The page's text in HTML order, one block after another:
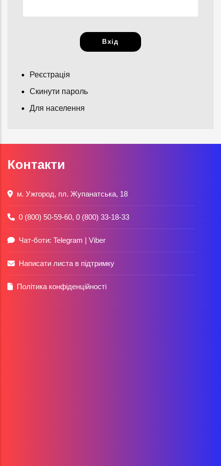
Реєстрація
Скинути пароль
Для населення
Контакти
м. Ужгород, пл. Жупанатська, 18
0 (800) 50-59-60, 0 (800) 33-18-33
Чат-боти: Telegram | Viber
Написати листа в підтримку
Політика конфіденційності